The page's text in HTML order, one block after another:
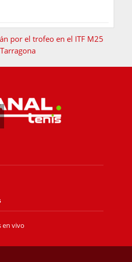
por el trofeo en el ITF M25
Tarragona
en vivo